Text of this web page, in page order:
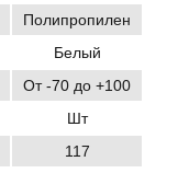
Полипропилен
Белый
От -70 до +100
Шт
117